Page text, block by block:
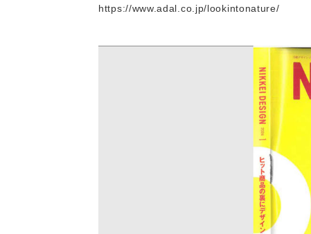
https://www.adal.co.jp/lookintonature/